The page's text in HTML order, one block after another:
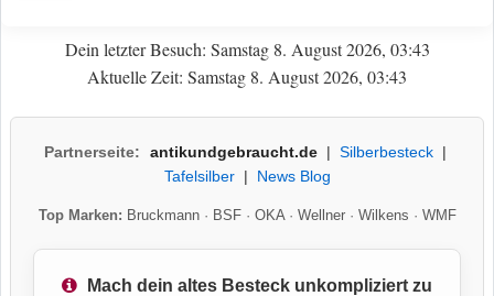
Dein letzter Besuch: Samstag 8. August 2026, 03:43
Aktuelle Zeit: Samstag 8. August 2026, 03:43
Partnerseite: antikundgebraucht.de| Silberbesteck|
Tafelsilber| News Blog
Top Marken: Bruckmann· BSF· OKA· Wellner· Wilkens · WMF
Mach dein altes Besteck unkompliziert zu